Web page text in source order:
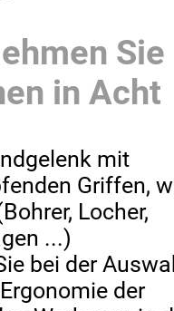
in Acht
mit
Griffen,
Locher,
...)
bei der
der